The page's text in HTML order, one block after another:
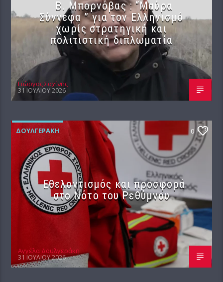
B. Μπορνόβας : “Μαύρα
Σύννεφα ” για τον Ελληνισμό
χωρίς στρατηγική και
πολιτιστική διπλωματία
Γιώργος Σαχίνης
31 ΙΟΥΛΊΟΥ 2026
ΔΟΥΛΓΕΡΆΚΗ 0
Εθελοντισμός και προσφορά
στο Νότο του Ρεθύμνου
Αγγέλα Δουλγεράκη
31 ΙΟΥΛΊΟΥ 2026